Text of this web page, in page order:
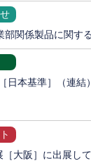
部関係製品に関す
日本基準］（連結）
大阪］に出展し